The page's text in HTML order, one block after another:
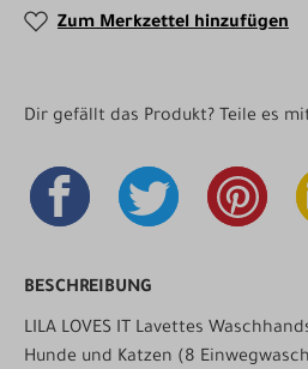
Zum Merkzettel hinzufügen
Dir gefällt das Produkt? Teile es
BESCHREIBUNG
LILA LOVES IT Lavettes
Hunde und Katzen (8